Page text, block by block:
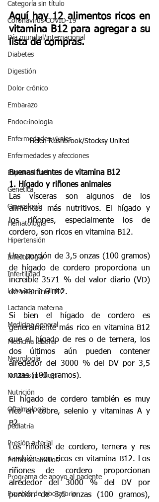
Categoría sin título
Coronavirus COVID-19
Día mundial/internacional
Diabetes
Digestión
Dolor crónico
Embarazo
Endocrinología
Enfermedades virales
Enfermedades y afecciones
Espiritualidad
Genética
Ginecología
Hematología
Hipertensión
Infectologia
Infertilidad
Laboratorio Clínico
Lactancia materna
Medicina general
Medicina laboral
Neurología
Noticias médicas
Nutrición
Oftalmología
pediatría
Presión arterial
Primeros auxilios
Programa de apoyo al paciente
Pruebas de laboratorio
Aquí hay 12 alimentos ricos en
vitamina B12 para agregar a su
lista de compras.
Helen Rushbrook/Stocksy United
Buenas fuentes de vitamina B12
1. Hígado y riñones animales
Las vísceras son algunos de los
alimentos más nutritivos. El hígado y
los riñones, especialmente los de
cordero, son ricos en vitamina B12.
Una porción de 3,5 onzas (100 gramos)
de hígado de cordero proporciona un
increíble 3571 % del valor diario (VD)
de vitamina B12.
Si bien el hígado de cordero es
generalmente más rico en vitamina B12
que el hígado de res o de ternera, los
dos últimos aún pueden contener
alrededor del 3000 % del DV por 3,5
onzas (100 gramos).
El hígado de cordero también es muy
rico en cobre, selenio y vitaminas A y
B2.
Los riñones de cordero, ternera y res
también son ricos en vitamina B12. Los
riñones de cordero proporcionan
alrededor del 3000 % del DV por
porción de 3,5 onzas (100 gramos),